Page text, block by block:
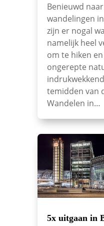
Benieuwd
wandelingen
zijn er nogal
namelijk heel
om te hiken
ongerepte
temidden van
Wandelen in…
5x uitgaan in